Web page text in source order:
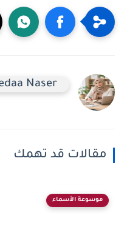
Naser
مقالات قد تهمك
موسوعة الأسماء